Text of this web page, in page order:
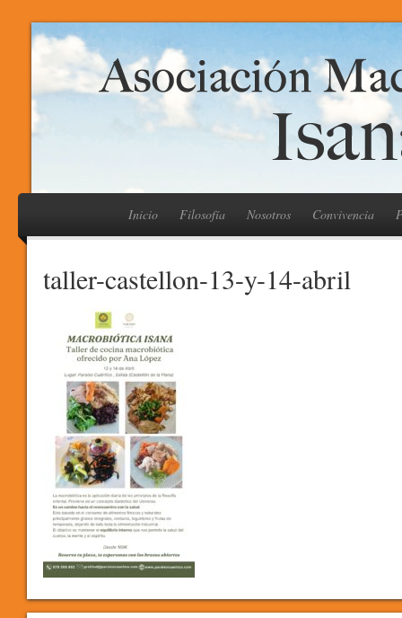
Inicio Filosofía Nosotros Convivencia
taller-castellon-13-y-14-abril